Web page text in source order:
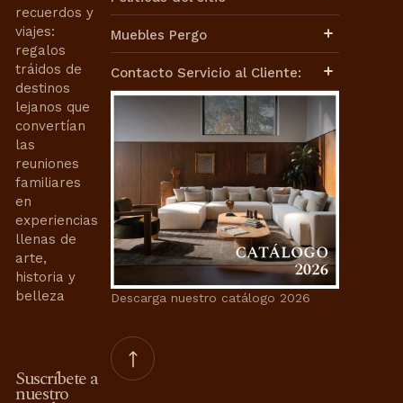
recuerdos y
viajes:
regalos
tráidos de
destinos
lejanos que
convertían
las
reuniones
familiares
en
experiencias
llenas de
arte,
historia y
belleza
Suscríbete a
nuestro
Términos de Uso
Muebles Pergo
Cambios y Devoluciones
Facturación
Nuestra Historia
Aviso de Privacidad
Contrato de Compra-Venta
Términos de Uso
Términos y Condiciones
Contacto Servicio al Cliente:
Contacto de Ventas:
ventasweb@mueblespergo.com
Whatsapp:
55 6421 0110 55 3399 9859
Contacto de Servicios de
Interiorismo:
proyectosweb@mueblespergo.com
Contacto Servicio al Cliente:
servicioaclientes@mueblespergo.com
Descarga nuestro catálogo 2026